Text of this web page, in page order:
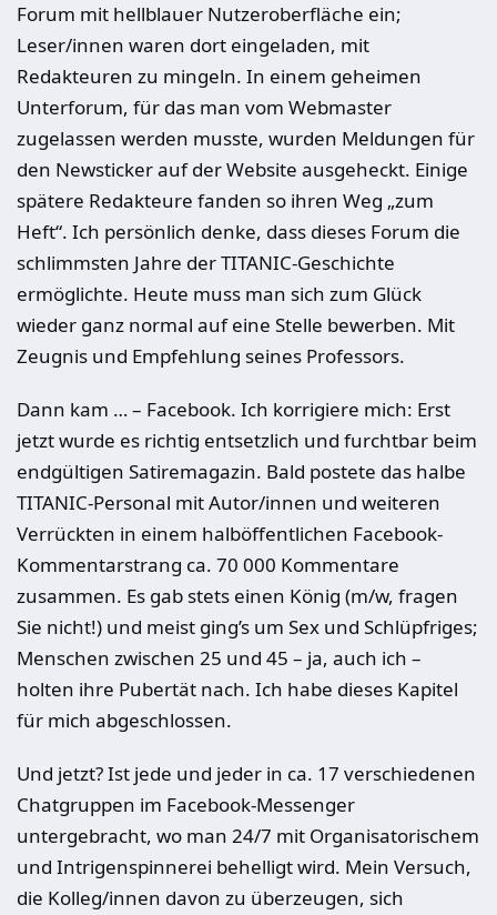
Forum mit hellblauer Nutzeroberfläche ein;
Leser/innen waren dort eingeladen, mit
Redakteuren zu mingeln. In einem geheimen
Unterforum, für das man vom Webmaster
zugelassen werden musste, wurden Meldungen für
den Newsticker auf der Website ausgeheckt. Einige
spätere Redakteure fanden so ihren Weg „zum
Heft“. Ich persönlich denke, dass dieses Forum die
schlimmsten Jahre der TITANIC-Geschichte
ermöglichte. Heute muss man sich zum Glück
wieder ganz normal auf eine Stelle bewerben. Mit
Zeugnis und Empfehlung seines Professors.
Dann kam … – Facebook. Ich korrigiere mich: Erst
jetzt wurde es richtig entsetzlich und furchtbar beim
endgültigen Satiremagazin. Bald postete das halbe
TITANIC-Personal mit Autor/innen und weiteren
Verrückten in einem halböffentlichen Facebook-
Kommentarstrang ca. 70 000 Kommentare
zusammen. Es gab stets einen König (m/w, fragen
Sie nicht!) und meist ging’s um Sex und Schlüpfriges;
Menschen zwischen 25 und 45 – ja, auch ich –
holten ihre Pubertät nach. Ich habe dieses Kapitel
für mich abgeschlossen.
Und jetzt? Ist jede und jeder in ca. 17 verschiedenen
Chatgruppen im Facebook-Messenger
untergebracht, wo man 24/7 mit Organisatorischem
und Intrigenspinnerei behelligt wird. Mein Versuch,
die Kolleg/innen davon zu überzeugen, sich